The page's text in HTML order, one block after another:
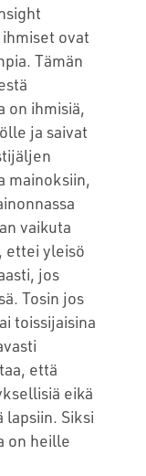
ovat
Tämän
on ihmisiä,
ja saivat
mainoksiin,
vaikuta
ettei yleisö
jos
Tosin jos
toissijaisina
että
eikä
Siksi
on heille